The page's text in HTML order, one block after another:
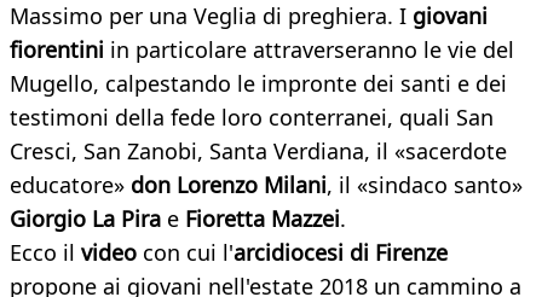
Massimo per una Veglia di preghiera. I giovani
fiorentini in particolare attraverseranno le vie del
Mugello, calpestando le impronte dei santi e dei
testimoni della fede loro conterranei, quali San
Cresci, San Zanobi, Santa Verdiana, il «sacerdote
educatore» don Lorenzo Milani, il «sindaco santo»
Giorgio La Pira e Fioretta Mazzei.
Ecco il video con cui l'arcidiocesi di Firenze
propone ai giovani nell'estate 2018 un cammino a